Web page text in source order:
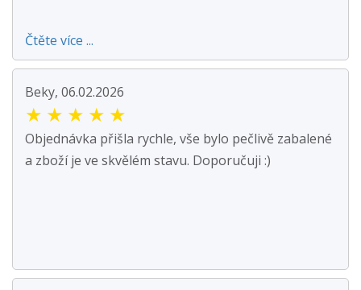
Čtěte více ...
Beky, 06.02.2026
★ ★ ★ ★ ★
Objednávka přišla rychle, vše bylo pečlivě zabalené
a zboží je ve skvělém stavu. Doporučuji :)